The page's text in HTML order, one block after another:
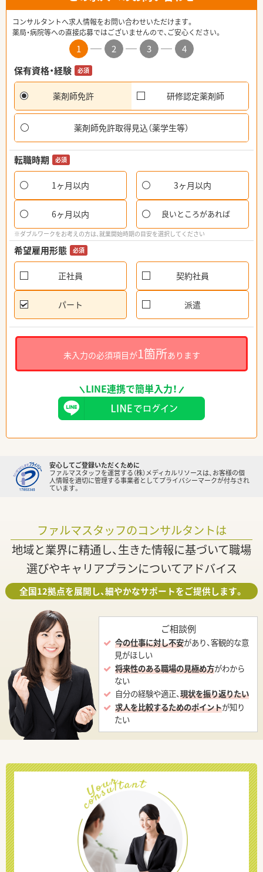
コンサルタントへ求人情報をお問い合わせいただけます。
薬局・病院等への直接応募ではございませんので、ご安心ください。
1 2 3
4
保有資格・経験
必須
薬剤師免許 研修認定薬剤師
薬剤師免許取得見込（薬学生等）
転職時期 必須
1ヶ月以内 3ヶ月以内
6ヶ月以内 良いところがあれば
※ダブルワークをお考えの方は、就業開始時期の目安を選択してください
希望雇用形態 必須
正社員 契約社員
パート 派遣
未入力の必須項目が1箇所あります
LINE連携で簡単入力！
安心してご登録いただくために
ファルマスタッフを運営する（株）メディカルリソースは、お客様の個
人情報を適切に管理する事業者としてプライバシーマークが付与され
ています。
ファルマスタッフのコンサルタントは
地域と業界に精通し、生きた情報に基づいて職場
選びやキャリアプランについてアドバイス
全国12拠点を展開し、細やかなサポートをご提供します。
ご相談例
今の仕事に対し不安があり、客観的な意
見がほしい
将来性のある職場の見極め方がわから
ない
自分の経験や適正、現状を振り返りたい
求人を比較するためのポイントが知り
たい